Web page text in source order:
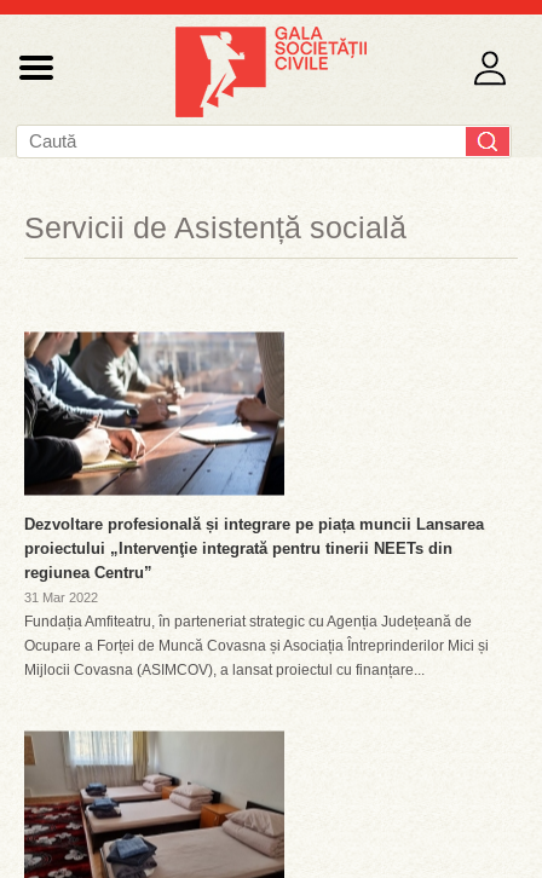
Servicii de Asistență socială
Dezvoltare profesională și integrare pe piața muncii Lansarea
proiectului „Intervenţie integrată pentru tinerii NEETs din
regiunea Centru”
31 Mar 2022
Fundația Amfiteatru, în parteneriat strategic cu Agenția Județeană de
Ocupare a Forței de Muncă Covasna și Asociația Întreprinderilor Mici și
Mijlocii Covasna (ASIMCOV), a lansat proiectul cu finanțare...